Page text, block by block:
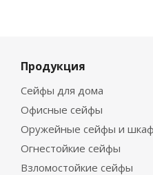
Продукция
Сейфы для дома
Офисные сейфы
Оружейные сейфы и
Огнестойкие сейфы
Взломостойкие сейфы